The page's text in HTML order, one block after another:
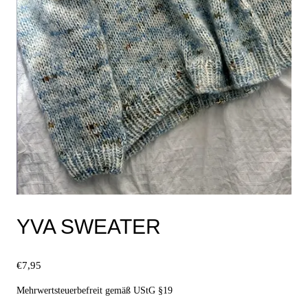
YVA SWEATER
€7,95
Mehrwertsteuerbefreit gemäß UStG §19